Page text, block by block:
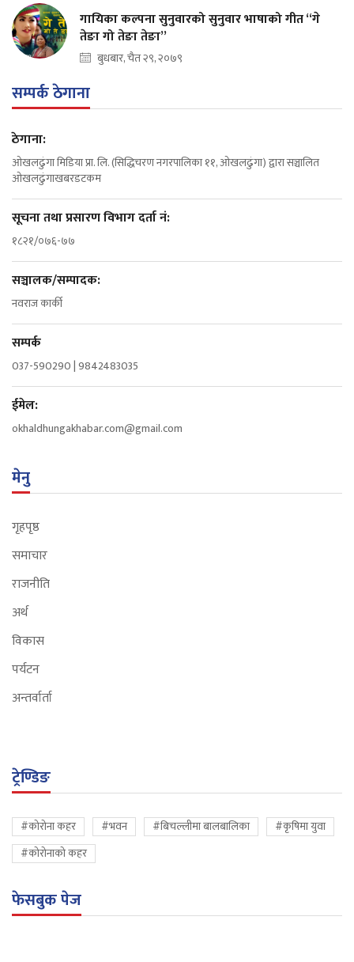
गायिका कल्पना सुनुवारको सुनुवार भाषाको गीत “गे
तेङा गो तेङा तेङा”
बुधबार, चैत २९, २०७९
सम्पर्क ठेगाना
ठेगाना:
ओखलढुंगा मिडिया प्रा. लि. (सिद्धिचरण नगरपालिका ११, ओखलढुंगा) द्वारा सञ्चालित
ओखलढुंगाखबरडटकम
सूचना तथा प्रसारण विभाग दर्ता नं:
१८२१/०७६-७७
सञ्चालक/सम्पादक:
नवराज कार्की
सम्पर्क
037-590290 | 9842483035
ईमेल:
okhaldhungakhabar.com@gmail.com
मेनु
गृहपृष्ठ
समाचार
राजनीति
अर्थ
विकास
पर्यटन
अन्तर्वार्ता
ट्रेण्डिङ
#कोरोना कहर #भवन #बिचल्लीमा बालबालिका
#कृषिमा युवा
#कोरोनाको कहर
फेसबुक पेज